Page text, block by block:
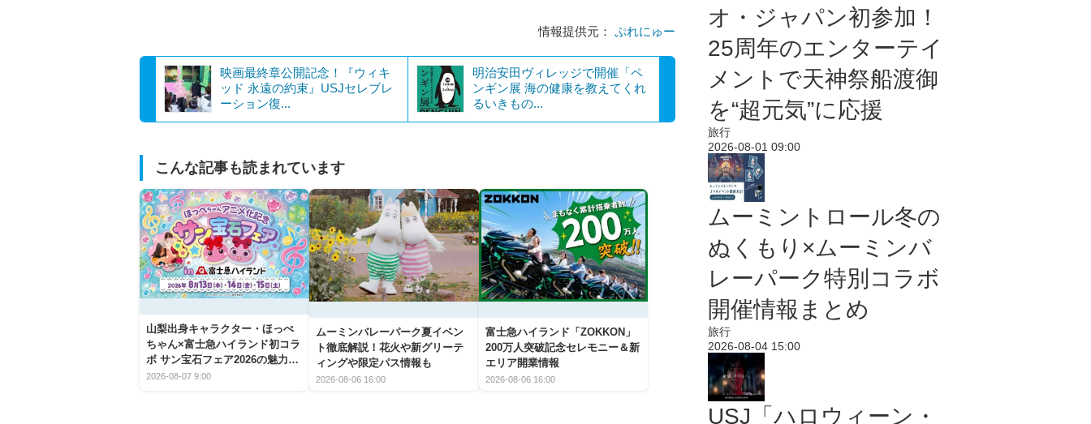
情報提供元： ぷれにゅー
映画最終章公開記念！『ウィキ
ッド 永遠の約束』USJセレブレ
ーション復...
明治安田ヴィレッジで開催「ペ
ンギン展 海の健康を教えてくれ
るいきもの...
こんな記事も読まれています
山梨出身キャラクター・ほっぺ
ちゃん×富士急ハイランド初コラ
ボ サン宝石フェア2026の魅力と
楽しみ方
2026-08-07 9:00
ムーミンバレーパーク夏イベン
ト徹底解説！花火や新グリーテ
ィングや限定パス情報も
2026-08-06 16:00
富士急ハイランド「ZOKKON」
200万人突破記念セレモニー＆新
エリア開業情報
2026-08-06 16:00
オ・ジャパン初参加！
25周年のエンターテイ
メントで天神祭船渡御
を“超元気”に応援
旅行
2026-08-01 09:00
ムーミントロール冬の
ぬくもり×ムーミンバ
レーパーク特別コラボ
開催情報まとめ
旅行
2026-08-04 15:00
USJ「ハロウィーン・